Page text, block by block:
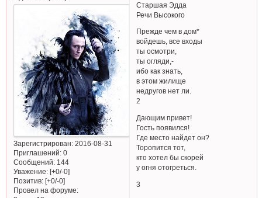
Зарегистрирован: 2016-08-31
Приглашений:0
Сообщений:144
Уважение: [+0/-0]
Позитив: [+0/-0]
Провел на форуме:
Старшая Эдда
Речи Высокого
Прежде чем в дом*
войдешь, все входы
ты осмотри,
ты огляди,-
ибо как знать,
в этом жилище
недругов нет ли.
2
Дающим привет!
Гость появился!
Где место найдет он?
Торопится тот,
кто хотел бы скорей
у огня отогреться.
3